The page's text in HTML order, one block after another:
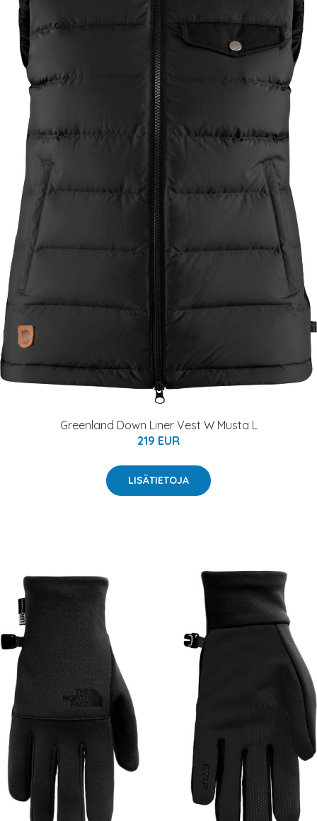
Greenland Down Liner Vest W Musta L
219 EUR
LISÄTIETOJA